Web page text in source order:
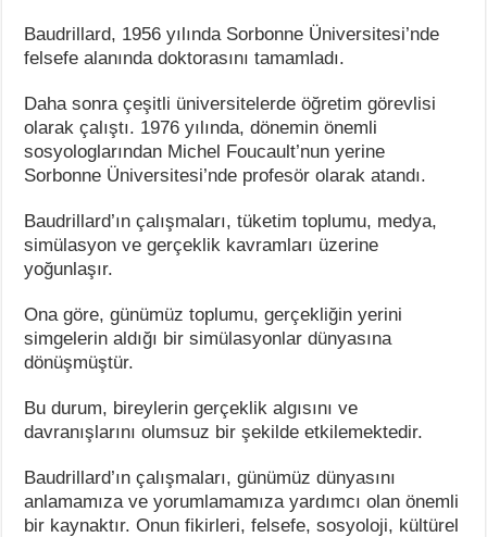
Baudrillard, 1956 yılında Sorbonne Üniversitesi’nde
felsefe alanında doktorasını tamamladı.
Daha sonra çeşitli üniversitelerde öğretim görevlisi
olarak çalıştı. 1976 yılında, dönemin önemli
sosyologlarından Michel Foucault’nun yerine
Sorbonne Üniversitesi’nde profesör olarak atandı.
Baudrillard’ın çalışmaları, tüketim toplumu, medya,
simülasyon ve gerçeklik kavramları üzerine
yoğunlaşır.
Ona göre, günümüz toplumu, gerçekliğin yerini
simgelerin aldığı bir simülasyonlar dünyasına
dönüşmüştür.
Bu durum, bireylerin gerçeklik algısını ve
davranışlarını olumsuz bir şekilde etkilemektedir.
Baudrillard’ın çalışmaları, günümüz dünyasını
anlamamıza ve yorumlamamıza yardımcı olan önemli
bir kaynaktır. Onun fikirleri, felsefe, sosyoloji, kültürel